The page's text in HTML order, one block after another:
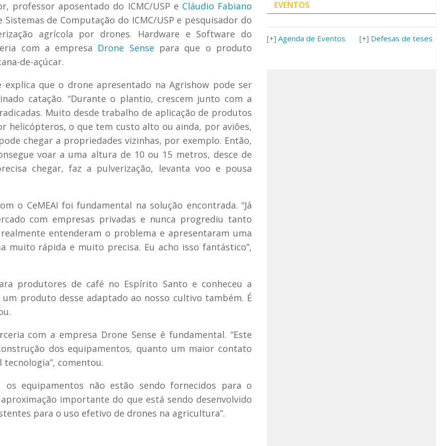
professor aposentado do ICMC/USP e Cláudio Fabiano
de Computação do ICMC/USP e pesquisador do
agrícola por drones. Hardware e Software do
com a empresa Drone Sense para que o produto
de-açúcar.
que o drone apresentado na Agrishow pode ser
catação. “Durante o plantio, crescem junto com a
Muito desde trabalho de aplicação de produtos
helicópteros, o que tem custo alto ou ainda, por aviões,
chegar a propriedades vizinhas, por exemplo. Então,
voar a uma altura de 10 ou 15 metros, desce de
chegar, faz a pulverização, levanta voo e pousa
o CeMEAI foi fundamental na solução encontrada. “Já
com empresas privadas e nunca progrediu tanto
entenderam o problema e apresentaram uma
rápida e muito precisa. Eu acho isso fantástico”,
produtores de café no Espírito Santo e conheceu a
produto desse adaptado ao nosso cultivo também. É
com a empresa Drone Sense é fundamental. “Este
dos equipamentos, quanto um maior contato
comentou.
equipamentos não estão sendo fornecidos para o
importante do que está sendo desenvolvido
para o uso efetivo de drones na agricultura”.
EVENTOS
[+] Agenda de Eventos [+] Defesas de teses